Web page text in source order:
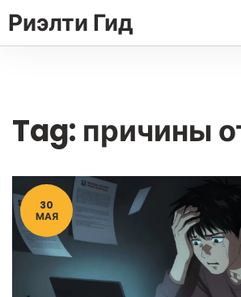
Риэлти Гид
Tag: причины
30
МАЯ